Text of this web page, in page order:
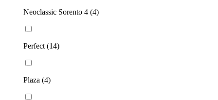
Neoclassic Sorento 4 (4)
Perfect (14)
Plaza (4)